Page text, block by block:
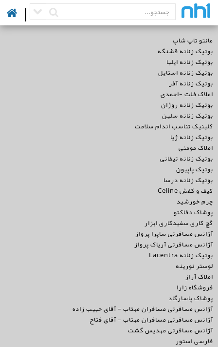
|
مانتو تاپ شاپ
بوتیک زنانه قشنگه
بوتیک زنانه ایلیا
بوتیک زنانه استایل
بوتیک زنانه آفر
املاک فلت -احمدی
بوتیک زنانه روژان
بوتیک زنانه سلین
کلینیک تناسب اندام سلامت
بوتیک زنانه ژیا
املاک مومنی
بوتیک زنانه تیفانی
بوتیک پاپیون
بوتیک زنانه درسا
کیف و کفش Celine
چرم خورشید
پوشاک دفاکتو
گچ کاری سفیدکاری ابزار
آژانس مسافرتی ساپرا پرواز
آژانس مسافرتی آریاک پرواز
بوتیک زنانه Lacentra
لوستر نورینه
املاک آراز
فروشگاه زارا
پوشاک پاسارگاد
آژانس مسافرتی مسافران مهتاب - آقای حبیب زاده
آژانس مسافرتی مسافران مهتاب - آقای فتاح
آژانس مسافرتی مهدیس گشت
فارسی استور